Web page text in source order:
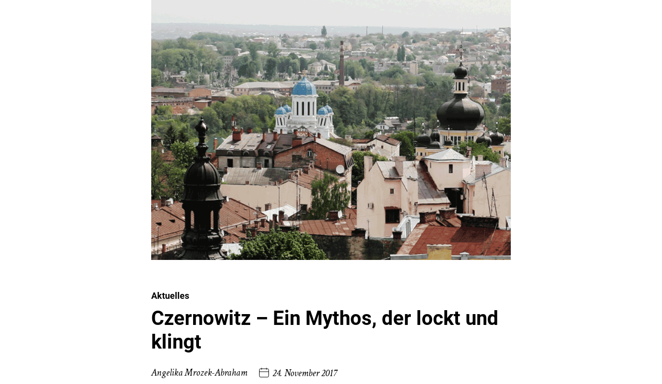
Aktuelles
Czernowitz – Ein Mythos, der lockt und
klingt
Angelika Mrozek-Abraham 24. November 2017